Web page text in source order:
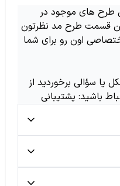
طرح های موجود در
قسمت طرح مد نظرتون
اون رو برای شما
یا سؤالی برخوردید از
باشید: پشتیبانی